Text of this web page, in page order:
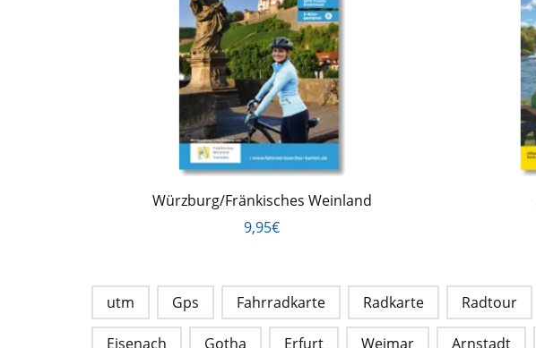
Würzburg/Fränkisches Weinland
9,95€
utm Gps Fahrradkarte Radkarte Radtour
Eisenach Gotha Erfurt Weimar Arnstadt